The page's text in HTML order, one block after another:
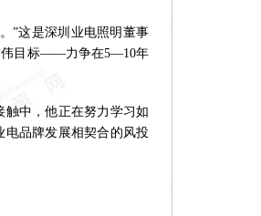
”这是深圳业电照明董事
伟目标——力争在5—10年
中，他正在努力学习如
电品牌发展相契合的风投